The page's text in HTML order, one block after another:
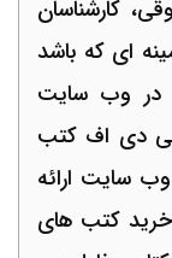
کارشناسان
ای که باشد
در وب سایت
پی دی اف کتب
سایت ارائه
خرید کتب های